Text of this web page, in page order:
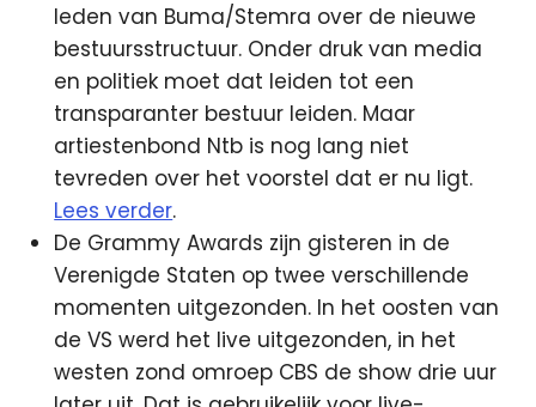
leden van Buma/Stemra over de nieuwe
bestuursstructuur. Onder druk van media
en politiek moet dat leiden tot een
transparanter bestuur leiden. Maar
artiestenbond Ntb is nog lang niet
tevreden over het voorstel dat er nu ligt.
Lees verder.
De Grammy Awards zijn gisteren in de
Verenigde Staten op twee verschillende
momenten uitgezonden. In het oosten van
de VS werd het live uitgezonden, in het
westen zond omroep CBS de show drie uur